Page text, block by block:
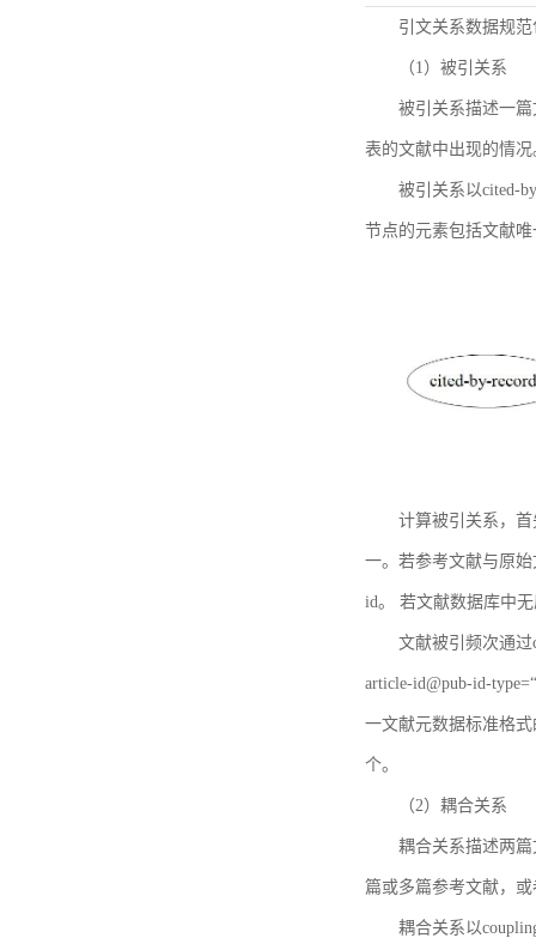
引文关系数据规
（1）被引关系
被引关系描述一
表的文献中出现的情况
被引关系以cited-
节点的元素包括文献
计算被引关系，
一。若参考文献与原
id。 若文献数据库中
文献被引频次通
article-id@pub-id-
一文献元数据标准格
个。
（2）耦合关系
耦合关系描述两
篇或多篇参考文献，
耦合关系以